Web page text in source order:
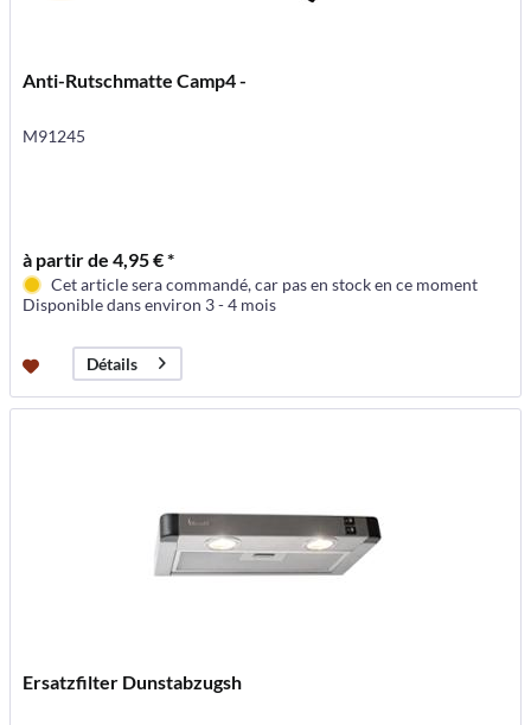
Anti-Rutschmatte Camp4 -
M91245
à partir de 4,95 € *
Cet article sera commandé, car pas en stock en ce moment
Disponible dans environ 3 - 4 mois
Détails
Ersatzfilter Dunstabzugsh